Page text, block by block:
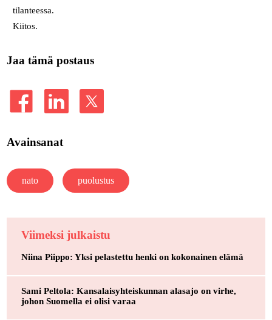
tilanteessa.
Kiitos.
Jaa tämä postaus
Avainsanat
nato puolustus
Viimeksi julkaistu
Niina Piippo: Yksi pelastettu henki on kokonainen elämä
Sami Peltola: Kansalaisyhteiskunnan alasajo on virhe,
johon Suomella ei olisi varaa